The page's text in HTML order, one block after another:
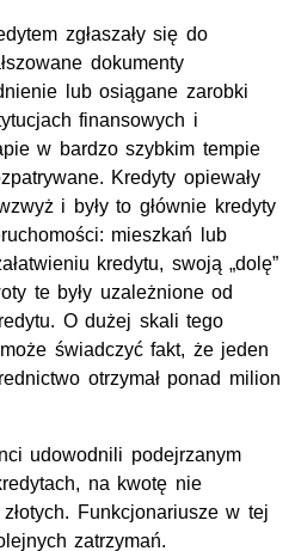
zgłaszały się do
dokumenty
lub osiągane zarobki
finansowych i
w bardzo szybkim tempie
Kredyty opiewały
i były to głównie kredyty
mieszkań lub
kredytu, swoją „dolę”
te były uzależnione od
O dużej skali tego
świadczyć fakt, że jeden
otrzymał ponad milion
udowodnili podejrzanym
na kwotę nie
Funkcjonariusze w tej
zatrzymań.